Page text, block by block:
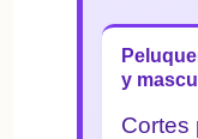
y
Cortes